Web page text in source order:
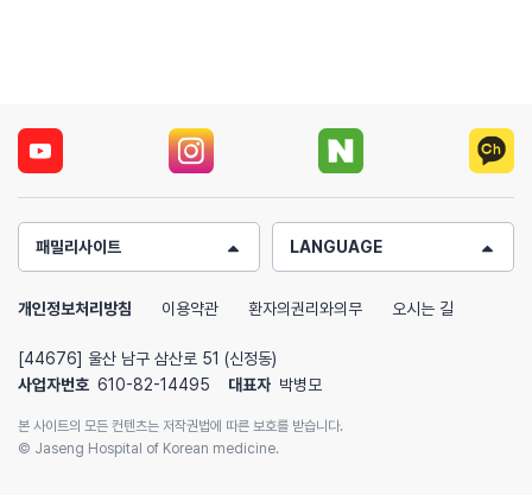
패밀리사이트 LANGUAGE
개인정보처리방침 이용약관 환자의권리와의무 오시는 길
[44676] 울산 남구 삼산로 51 (신정동)
사업자번호 610-82-14495 대표자 박병모
본 사이트의 모든 컨텐츠는 저작권법에 따른 보호를 받습니다.
© Jaseng Hospital of Korean medicine.